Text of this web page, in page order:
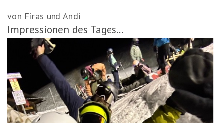
von Firas und Andi
Impressionen des Tages...